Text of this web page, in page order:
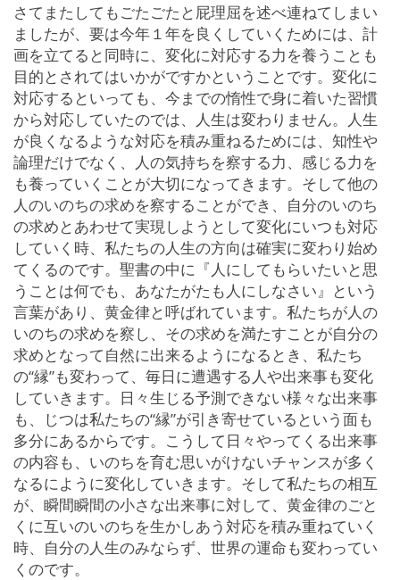
さてまたしてもごたごたと屁理屈を述べ連ねてしまい
ましたが、要は今年１年を良くしていくためには、計
画を立てると同時に、変化に対応する力を養うことも
目的とされてはいかがですかということです。変化に
対応するといっても、今までの惰性で身に着いた習慣
から対応していたのでは、人生は変わりません。人生
が良くなるような対応を積み重ねるためには、知性や
論理だけでなく、人の気持ちを察する力、感じる力を
も養っていくことが大切になってきます。そして他の
人のいのちの求めを察することができ、自分のいのち
の求めとあわせて実現しようとして変化にいつも対応
していく時、私たちの人生の方向は確実に変わり始め
てくるのです。聖書の中に『人にしてもらいたいと思
うことは何でも、あなたがたも人にしなさい』という
言葉があり、黄金律と呼ばれています。私たちが人の
いのちの求めを察し、その求めを満たすことが自分の
求めとなって自然に出来るようになるとき、私たち
の“縁”も変わって、毎日に遭遇する人や出来事も変化
していきます。日々生じる予測できない様々な出来事
も、じつは私たちの“縁”が引き寄せているという面も
多分にあるからです。こうして日々やってくる出来事
の内容も、いのちを育む思いがけないチャンスが多く
なるにように変化していきます。そして私たちの相互
が、瞬間瞬間の小さな出来事に対して、黄金律のごと
くに互いのいのちを生かしあう対応を積み重ねていく
時、自分の人生のみならず、世界の運命も変わってい
くのです。